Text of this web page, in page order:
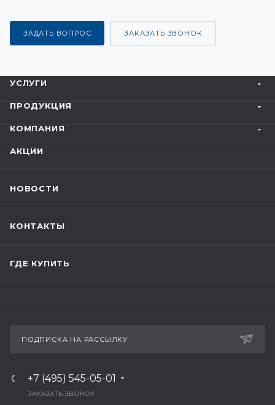
ЗАДАТЬ ВОПРОС ЗАКАЗАТЬ ЗВОНОК
УСЛУГИ
ПРОДУКЦИЯ
КОМПАНИЯ
АКЦИИ
НОВОСТИ
КОНТАКТЫ
ГДЕ КУПИТЬ
ПОДПИСКА НА РАССЫЛКУ
+7 (495) 545-05-01
ЗАКАЗАТЬ ЗВОНОК